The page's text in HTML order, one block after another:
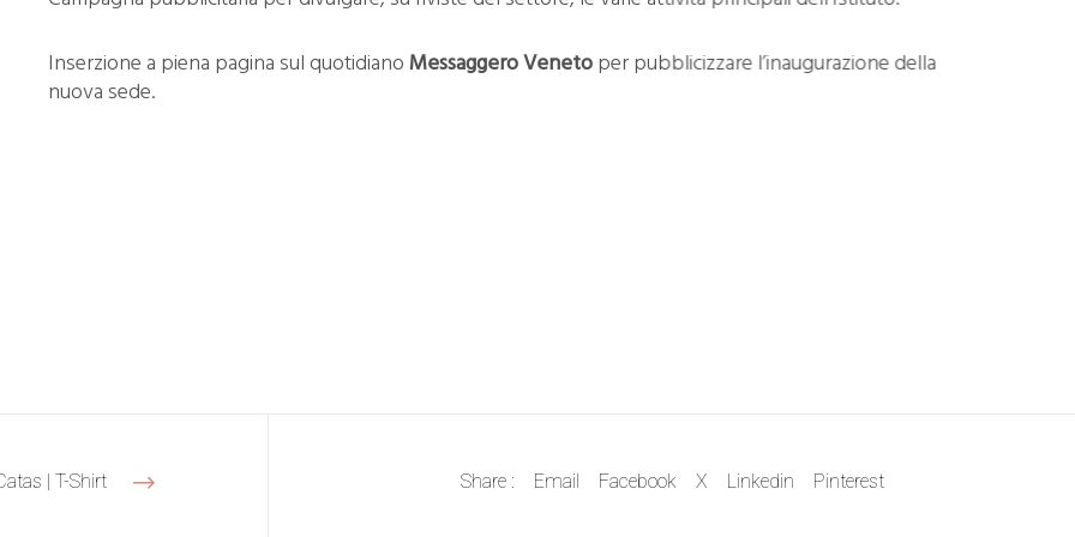
Inserzione a piena pagina sul quotidianoMessaggero Venetoper pubblicizzare l’inaugurazione della
nuova sede.
| T-Shirt Share : Email Facebook X Linkedin Pinterest